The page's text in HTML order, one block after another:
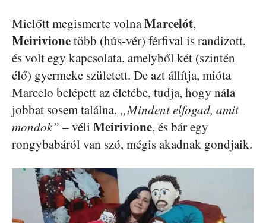
Mielőtt megismerte volnaMarcelót,
Meirivionetöbb (hús-vér) férfival is randizott,
és volt egy kapcsolata, amelyből két (szintén
élő) gyermeke született. De azt állítja, mióta
Marcelo belépett az életébe, tudja, hogy nála
jobbat sosem találna. „Mindent elfogad, amit
mondok” – véli Meirivione, és bár egy
rongybabáról van szó, mégis akadnak gondjaik.